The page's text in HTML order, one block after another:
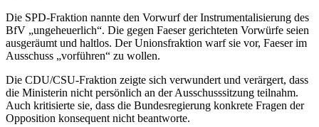
Die SPD-Fraktion nannte den Vorwurf der Instrumentalisierung des
BfV „ungeheuerlich“. Die gegen Faeser gerichteten Vorwürfe seien
ausgeräumt und haltlos. Der Unionsfraktion warf sie vor, Faeser im
Ausschuss „vorführen“ zu wollen.
Die CDU/CSU-Fraktion zeigte sich verwundert und verärgert, dass
die Ministerin nicht persönlich an der Ausschusssitzung teilnahm.
Auch kritisierte sie, dass die Bundesregierung konkrete Fragen der
Opposition konsequent nicht beantworte.